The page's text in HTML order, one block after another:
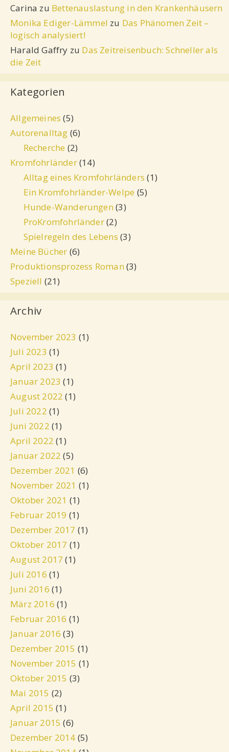
Carina zu Bettenauslastung in den Krankenhäusern
Monika Ediger-Lämmel zu Das Phänomen Zeit –
logisch analysiert!
Harald Gaffry zu Das Zeitreisenbuch: Schneller als
die Zeit
Kategorien
Allgemeines (5)
Autorenalltag (6)
Recherche (2)
Kromfohrländer(14)
Alltag eines Kromfohrländers (1)
Ein Kromfohrländer-Welpe (5)
Hunde-Wanderungen (3)
ProKromfohrländer(2)
Spielregeln des Lebens (3)
Meine Bücher (6)
Produktionsprozess Roman (3)
Speziell (21)
Archiv
November 2023 (1)
Juli 2023 (1)
April 2023 (1)
Januar 2023 (1)
August 2022 (1)
Juli 2022 (1)
Juni 2022 (1)
April 2022 (1)
Januar 2022 (5)
Dezember 2021 (6)
November 2021 (1)
Oktober 2021 (1)
Februar 2019 (1)
Dezember 2017 (1)
Oktober 2017 (1)
August 2017 (1)
Juli 2016 (1)
Juni 2016 (1)
März 2016 (1)
Februar 2016 (1)
Januar 2016 (3)
Dezember 2015 (1)
November 2015 (1)
Oktober 2015 (3)
Mai 2015 (2)
April 2015 (1)
Januar 2015 (6)
Dezember 2014 (5)